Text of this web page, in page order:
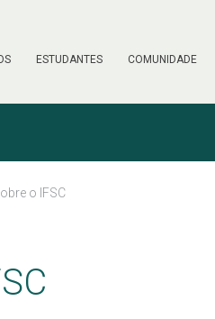
ESTUDANTES COMUNIDADE
o IFSC